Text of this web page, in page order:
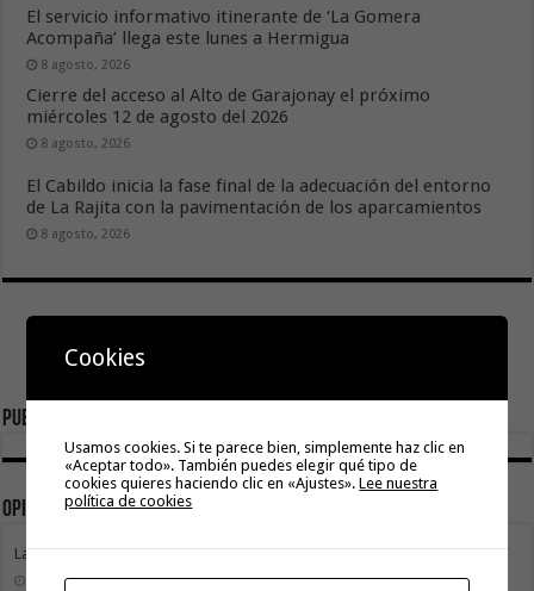
El servicio informativo itinerante de ‘La Gomera
Acompaña’ llega este lunes a Hermigua
8 agosto, 2026
Cierre del acceso al Alto de Garajonay el próximo
miércoles 12 de agosto del 2026
8 agosto, 2026
El Cabildo inicia la fase final de la adecuación del entorno
de La Rajita con la pavimentación de los aparcamientos
8 agosto, 2026
Publicidad
Opinión
La movilidad también construye isla
9 agosto, 2026
Cookies
Usamos cookies. Si te parece bien, simplemente haz clic en
«Aceptar todo». También puedes elegir qué tipo de
cookies quieres haciendo clic en «Ajustes».Lee nuestra
política de cookies